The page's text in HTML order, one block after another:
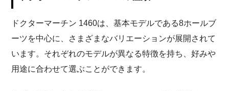
ドクターマーチン 1460は、基本モデルである8ホールブ
ーツを中心に、さまざまなバリエーションが展開されて
います。それぞれのモデルが異なる特徴を持ち、好みや
用途に合わせて選ぶことができます。